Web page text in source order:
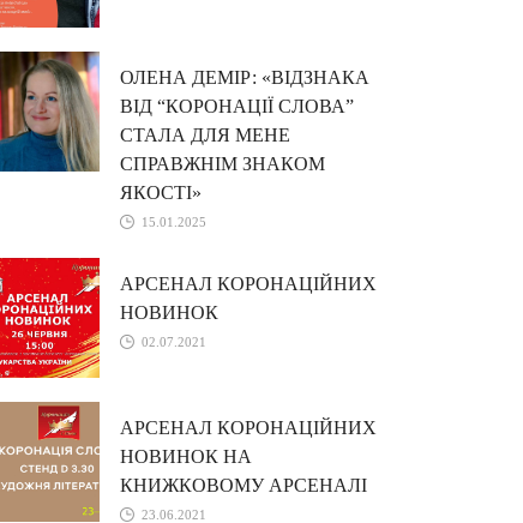
ОЛЕНА ДЕМІР: «ВІДЗНАКА
ВІД “КОРОНАЦІЇ СЛОВА”
СТАЛА ДЛЯ МЕНЕ
СПРАВЖНІМ ЗНАКОМ
ЯКОСТІ»
15.01.2025
АРСЕНАЛ КОРОНАЦІЙНИХ
НОВИНОК
02.07.2021
АРСЕНАЛ КОРОНАЦІЙНИХ
НОВИНОК НА
КНИЖКОВОМУ АРСЕНАЛІ
23.06.2021